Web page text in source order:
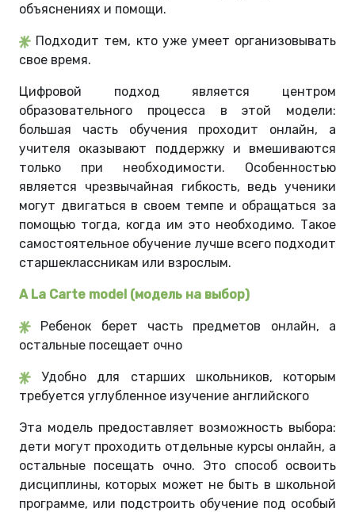
объяснениях и помощи.
Подходит тем, кто уже умеет организовывать
свое время.
Цифровой подход является центром
образовательного процесса в этой модели:
большая часть обучения проходит онлайн, а
учителя оказывают поддержку и вмешиваются
только при необходимости. Особенностью
является чрезвычайная гибкость, ведь ученики
могут двигаться в своем темпе и обращаться за
помощью тогда, когда им это необходимо. Такое
самостоятельное обучение лучше всего подходит
старшеклассникам или взрослым.
A La Carte model (модель на выбор)
Ребенок берет часть предметов онлайн, а
остальные посещает очно
Удобно для старших школьников, которым
требуется углубленное изучение английского
Эта модель предоставляет возможность выбора:
дети могут проходить отдельные курсы онлайн, а
остальные посещать очно. Это способ освоить
дисциплины, которых может не быть в школьной
программе, или подстроить обучение под особый